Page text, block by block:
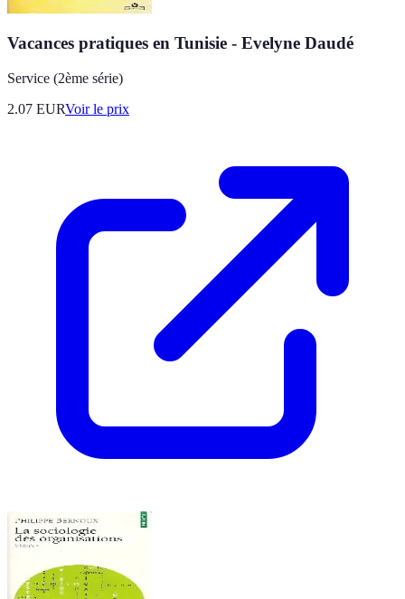
Vacances pratiques en Tunisie - Evelyne Daudé
Service (2ème série)
2.07 EURVoir le prix